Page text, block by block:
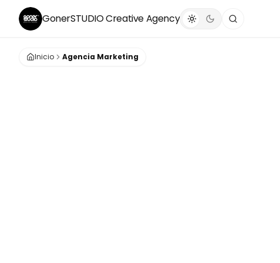
GonerSTUDIOCreative Agency
Inicio Agencia Marketing